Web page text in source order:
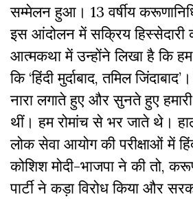
सम्मेलन हुआ। 13 वर्षीय करूणानिधि
इस आंदोलन में सक्रिय हिस्सेदारी
आत्मकथा में उन्होंने लिखा है कि
कि ‘हिंदी मुर्दाबाद, तमिल
नारा लगाते हुए और सुनते हुए
थीं। हम रोमांच से भर जाते थे।
लोक सेवा आयोग की परीक्षाओं में
कोशिश मोदी-भाजपा ने की तो,
पार्टी ने कड़ा विरोध किया और